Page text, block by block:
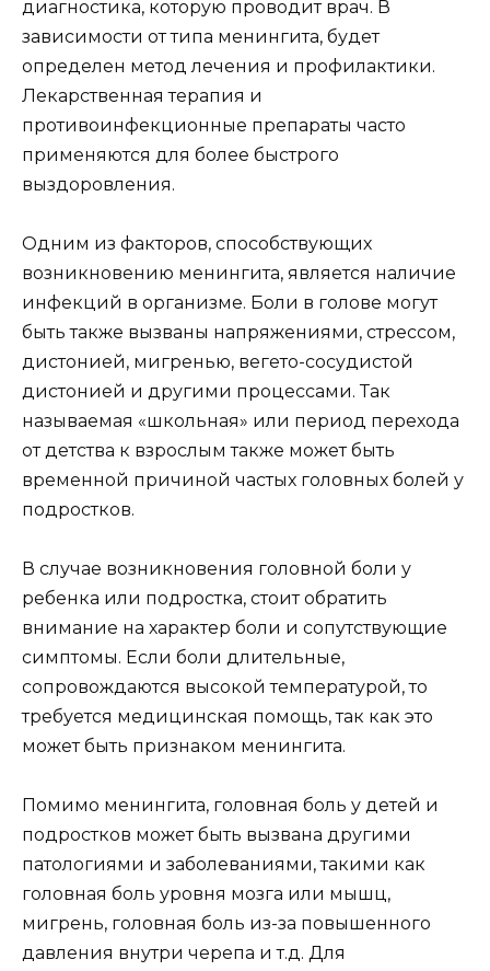
диагностика, которую проводит врач. В
зависимости от типа менингита, будет
определен метод лечения и профилактики.
Лекарственная терапия и
противоинфекционные препараты часто
применяются для более быстрого
выздоровления.
Одним из факторов, способствующих
возникновению менингита, является наличие
инфекций в организме. Боли в голове могут
быть также вызваны напряжениями, стрессом,
дистонией, мигренью, вегето-сосудистой
дистонией и другими процессами. Так
называемая «школьная» или период перехода
от детства к взрослым также может быть
временной причиной частых головных болей у
подростков.
В случае возникновения головной боли у
ребенка или подростка, стоит обратить
внимание на характер боли и сопутствующие
симптомы. Если боли длительные,
сопровождаются высокой температурой, то
требуется медицинская помощь, так как это
может быть признаком менингита.
Помимо менингита, головная боль у детей и
подростков может быть вызвана другими
патологиями и заболеваниями, такими как
головная боль уровня мозга или мышц,
мигрень, головная боль из-за повышенного
давления внутри черепа и т.д. Для